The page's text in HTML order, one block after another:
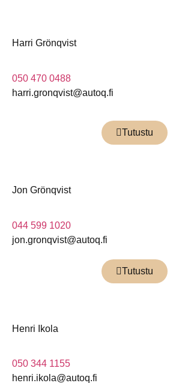
Harri Grönqvist
050 470 0488
harri.gronqvist@autoq.fi
Tutustu
Jon Grönqvist
044 599 1020
jon.gronqvist@autoq.fi
Tutustu
Henri Ikola
050 344 1155
henri.ikola@autoq.fi